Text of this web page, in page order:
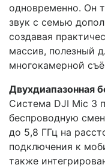
одновременно. Он
звук с семью
создавая
массив, полезный
многокамерной
Двухдиапазонная
Система DJI Mic 3
беспроводную
до 5,8 ГГц на
подключения к
также